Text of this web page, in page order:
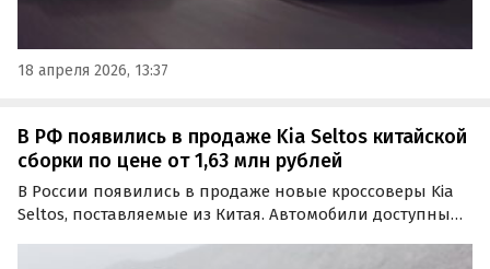
18 апреля 2026, 13:37
В РФ появились в продаже Kia Seltos китайской
сборки по цене от 1,63 млн рублей
В России появились в продаже новые кроссоверы Kia
Seltos, поставляемые из Китая. Автомобили доступны